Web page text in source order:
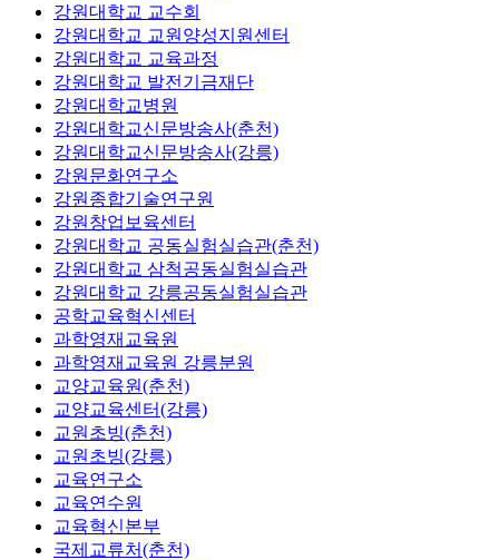
강원대학교 교수회
강원대학교 교원양성지원센터
강원대학교 교육과정
강원대학교 발전기금재단
강원대학교병원
강원대학교신문방송사(춘천)
강원대학교신문방송사(강릉)
강원문화연구소
강원종합기술연구원
강원창업보육센터
강원대학교 공동실험실습관(춘천)
강원대학교 삼척공동실험실습관
강원대학교 강릉공동실험실습관
공학교육혁신센터
과학영재교육원
과학영재교육원 강릉분원
교양교육원(춘천)
교양교육센터(강릉)
교원초빙(춘천)
교원초빙(강릉)
교육연구소
교육연수원
교육혁신본부
국제교류처(춘천)